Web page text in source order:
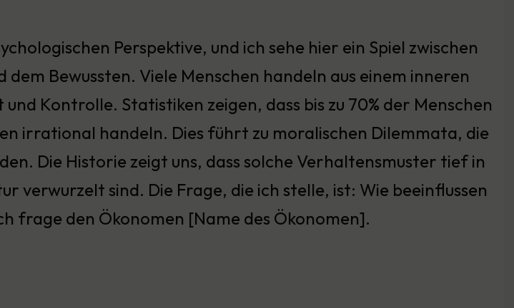
Perspektive, und ich sehe hier ein Spiel zwischen
dem Bewussten. Viele Menschen handeln aus einem inneren
Kontrolle. Statistiken zeigen, dass bis zu 70% der Menschen
irrational handeln. Dies führt zu moralischen Dilemmata, die
Die Historie zeigt uns, dass solche Verhaltensmuster tief in
verwurzelt sind. Die Frage, die ich stelle, ist: Wie beeinflussen
frage den Ökonomen [Name des Ökonomen].